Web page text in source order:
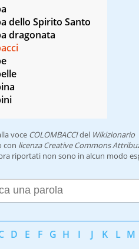
dello Spirito Santo
dragonata
voce COLOMBACCIdel Wikizionario
con licenza Creative Commons
riportati non sono in alcun modo
D E F G H I J K L M